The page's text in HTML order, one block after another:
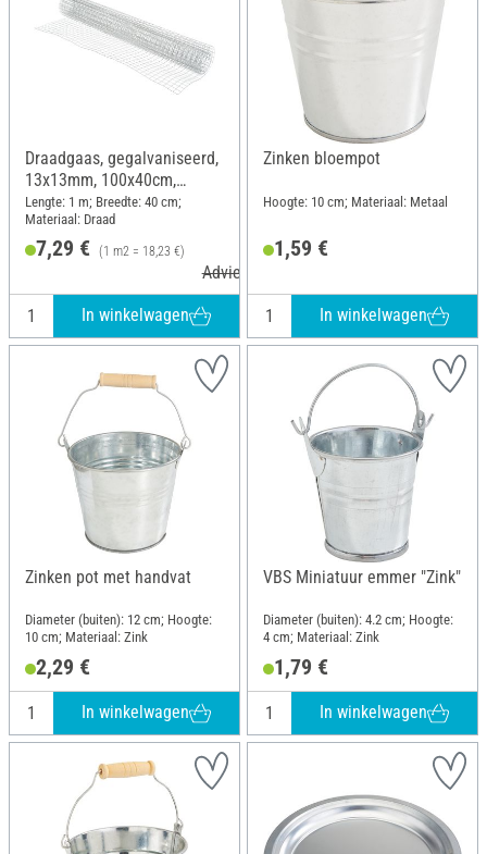
Draadgaas, gegalvaniseerd,
13x13mm, 100x40cm,
zilvergrijs
Lengte: 1 m; Breedte: 40 cm;
Materiaal: Draad
7,29 € (1 m2 = 18,23 €)
Adviesprijs 8,59 €
In winkelwagen
Zinken bloempot
Hoogte: 10 cm; Materiaal: Metaal
1,59 €
In winkelwagen
Zinken pot met handvat
Diameter (buiten): 12 cm; Hoogte:
10 cm; Materiaal: Zink
2,29 €
In winkelwagen
VBS Miniatuur emmer "Zink"
Diameter (buiten): 4.2 cm; Hoogte:
4 cm; Materiaal: Zink
1,79 €
In winkelwagen